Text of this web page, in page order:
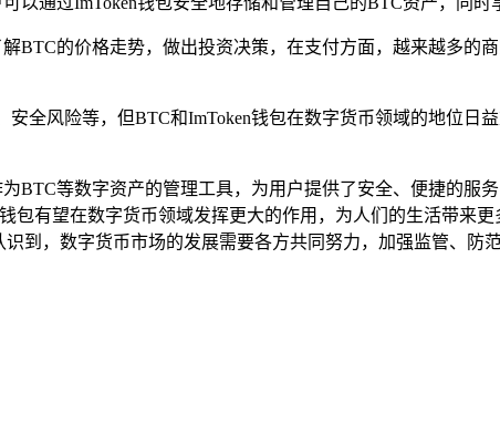
BTC的价格走势，做出投资决策，在支付方面，越来越多的
全风险等，但BTC和ImToken钱包在数字货币领域的地位日
为BTC等数字资产的管理工具，为用户提供了安全、便捷的服
包有望在数字货币领域发挥更大的作用，为人们的生活带来
到，数字货币市场的发展需要各方共同努力，加强监管、防